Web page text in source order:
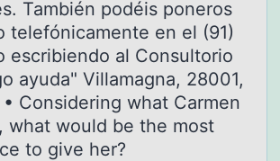
También podéis poneros
telefónicamente en el (91)
escribiendo al Consultorio
ayuda" Villamagna, 28001,
Considering what Carmen
what would be the most
to give her?